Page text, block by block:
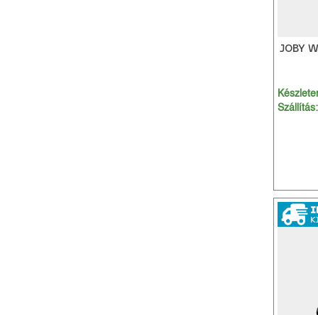
JOBY